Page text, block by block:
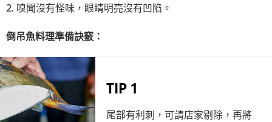
2. 嗅聞沒有怪味，眼睛明亮沒有凹陷。
倒吊魚料理準備訣竅：
TIP 1
尾部有利刺，可請店家剔除，再將